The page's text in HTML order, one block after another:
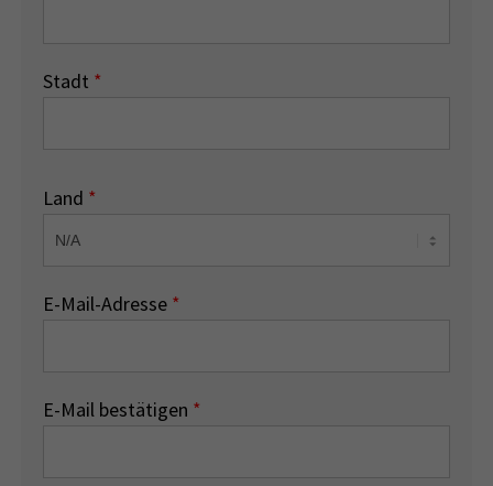
Stadt *
Land *
E-Mail-Adresse *
E-Mail bestätigen *